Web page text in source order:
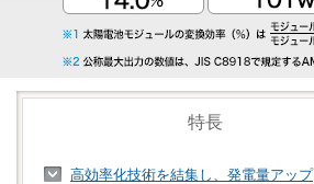
特長
高効率化技術を結集し、発電量アップ